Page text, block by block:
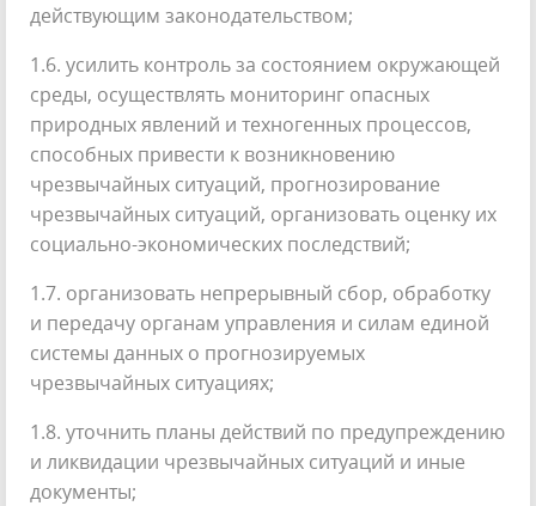
действующим законодательством;
1.6. усилить контроль за состоянием окружающей
среды, осуществлять мониторинг опасных
природных явлений и техногенных процессов,
способных привести к возникновению
чрезвычайных ситуаций, прогнозирование
чрезвычайных ситуаций, организовать оценку их
социально-экономических последствий;
1.7. организовать непрерывный сбор, обработку
и передачу органам управления и силам единой
системы данных о прогнозируемых
чрезвычайных ситуациях;
1.8. уточнить планы действий по предупреждению
и ликвидации чрезвычайных ситуаций и иные
документы;